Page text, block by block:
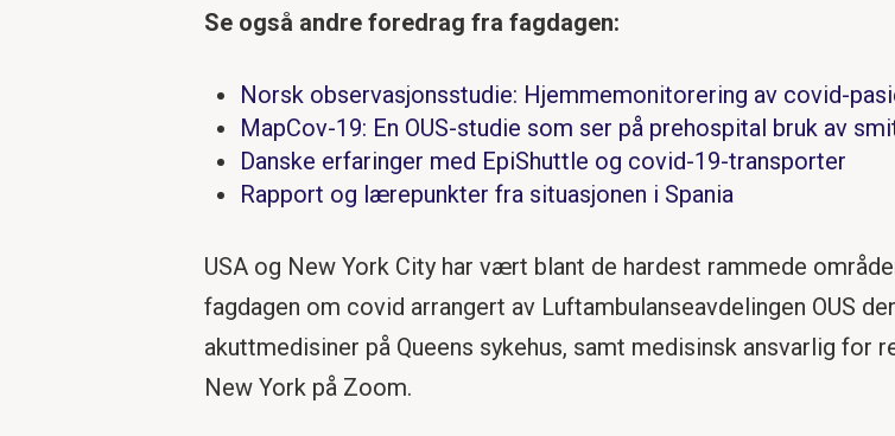
Se også andre foredrag fra fagdagen:
Norsk observasjonsstudie: Hjemmemonitorering av covid-
MapCov-19: En OUS-studie som ser på prehospital bruk av
Danske erfaringer med EpiShuttle og covid-19-transporter
Rapport og lærepunkter fra situasjonen i Spania
USA og New York City har vært blant de hardest rammede
fagdagen om covid arrangert av Luftambulanseavdelingen OUS
akuttmedisiner på Queens sykehus, samt medisinsk ansvarlig
New York på Zoom.